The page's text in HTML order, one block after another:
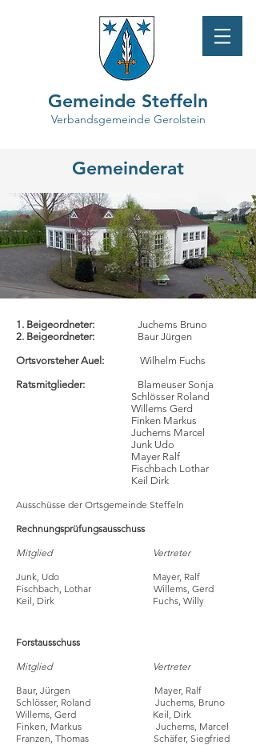
Gemeinde Steffeln
Verbandsgemeinde Gerolstein
Gemeinderat
1. Beigeordneter:
Juchems Bruno
2. Beigeordneter:
Baur Jürgen
Ortsvorsteher Auel: Wilhelm Fuchs
Ratsmitglieder:
Blameuser Sonja
Schlösser Roland
Willems Gerd
Finken Markus
Juchems Marcel
Junk Udo
Mayer Ralf
Fischbach Lothar
Keil Dirk
Ausschüsse der Ortsgemeinde Steffeln
Rechnungsprüfungsausschuss
Mitglied
Vertreter
Junk, Udo Mayer, Ralf
Fischbach, Lothar Willems, Gerd
Keil, Dirk Fuchs, Willy
Forstausschuss
Mitglied
Vertreter
Baur, Jürgen Mayer, Ralf
Schlösser, Roland Juchems, Bruno
Willems, Gerd Keil, Dirk
Finken, Markus Juchems, Marcel
Franzen, Thomas Schäfer, Siegfried